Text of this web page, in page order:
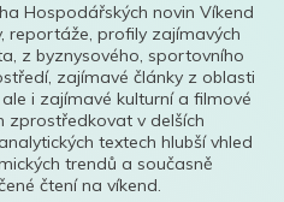
Hospodářských novin Víkend
reportáže, profily zajímavých
z byznysového, sportovního
zajímavé články z oblasti
i zajímavé kulturní a filmové
zprostředkovat v delších
textech hlubší vhled
trendů a současně
čtení na víkend.